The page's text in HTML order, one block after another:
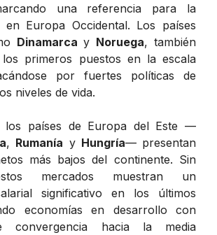
una referencia para la
en Europa Occidental. Los países
Dinamarca y Noruega, también
primeros puestos en la escala
por fuertes políticas de
niveles de vida.
los países de Europa del Este —
, Rumanía y Hungría— presentan
más bajos del continente. Sin
mercados muestran un
significativo en los últimos
economías en desarrollo con
convergencia hacia la media